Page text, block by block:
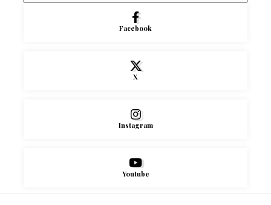
Facebook
X
Instagram
Youtube